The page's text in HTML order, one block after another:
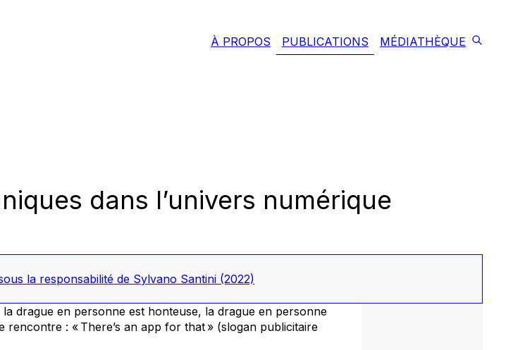
À PROPOS PUBLICATIONS MÉDIATHÈQUE
dans l’univers numérique
la responsabilité de Sylvano Santini (2022)
drague en personne est honteuse, la drague en personne
rencontre : «There’s an app for that » (slogan publicitaire